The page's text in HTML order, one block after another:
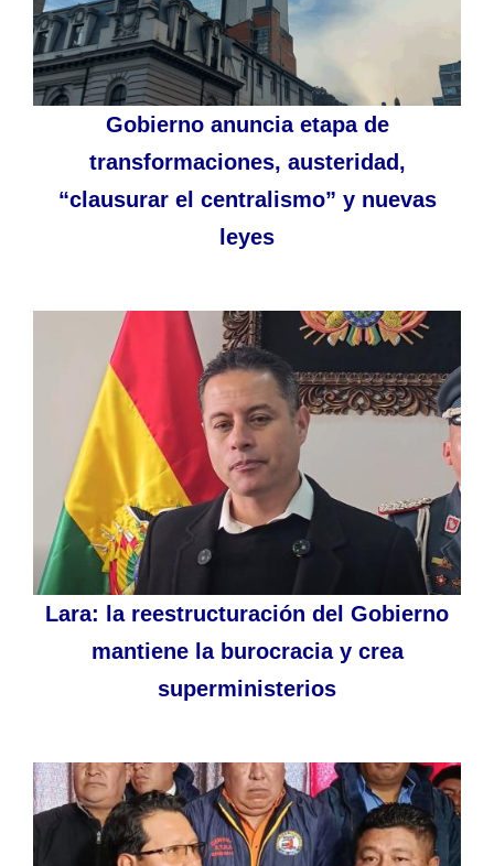
Gobierno anuncia etapa de
transformaciones, austeridad,
“clausurar el centralismo” y nuevas
leyes
Lara: la reestructuración del Gobierno
mantiene la burocracia y crea
superministerios